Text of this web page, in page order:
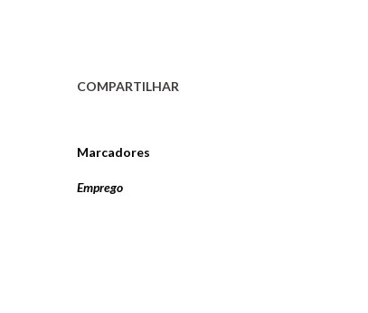
COMPARTILHAR
Marcadores
Emprego